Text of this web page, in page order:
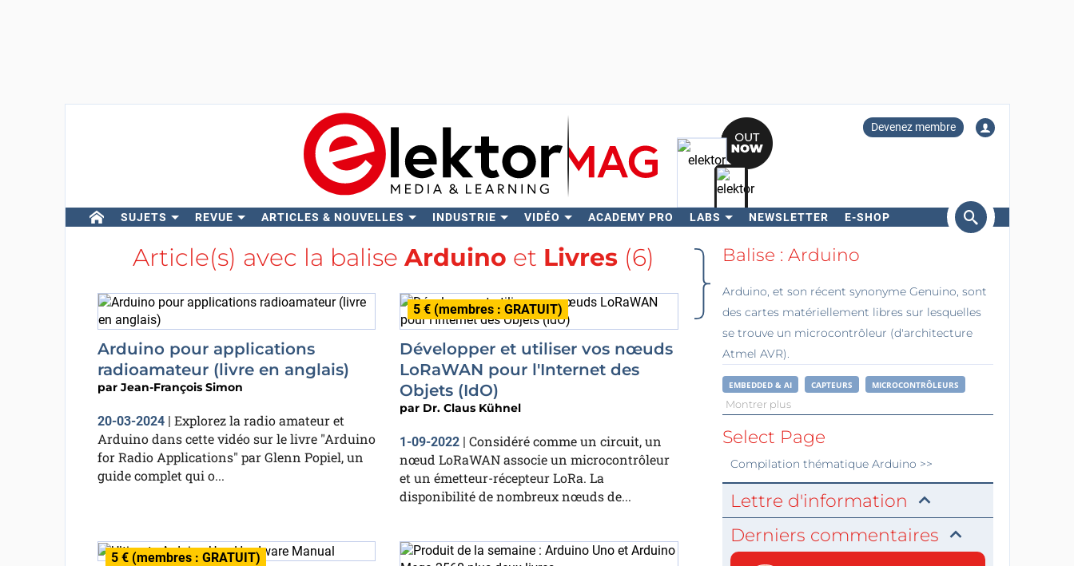
Devenez membre
SUJETS REVUE ARTICLES & NOUVELLES INDUSTRIE VIDÉO ACADEMY PRO LABS NEWSLETTER E-SHOP
Rechercher
Article(s) avec la balise Arduino et Livres (6)
Arduino pour applications
radioamateur (livre en anglais)
par Jean-François Simon
20-03-2024| Explorez la radio amateur et
Arduino dans cette vidéo sur le livre "Arduino
for Radio Applications" par Glenn Popiel, un
guide complet qui o...
5 € (membres : GRATUIT)
Développer et utiliser vos nœuds
LoRaWAN pour l'Internet des
Objets (IdO)
par Dr. Claus Kühnel
1-09-2022 | Considéré comme un circuit, un
nœud LoRaWAN associe un microcontrôleur
et un émetteur-récepteur LoRa. La
disponibilité de nombreux nœuds de...
5 € (membres : GRATUIT)
Balise : Arduino
Arduino, et son récent synonyme Genuino, sont
des cartes matériellement libres sur lesquelles
se trouve un microcontrôleur (d'architecture
Atmel AVR).
EMBEDDED & AI CAPTEURS MICROCONTRÔLEURS
Montrer plus
Select Page
Compilation thématique Arduino >>
Lettre d'information
Derniers commentaires